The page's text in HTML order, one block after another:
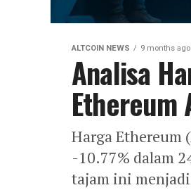
ALTCOIN NEWS 9 months ago
Analisa
Harga Ethereum
-10.77% dalam
tajam ini